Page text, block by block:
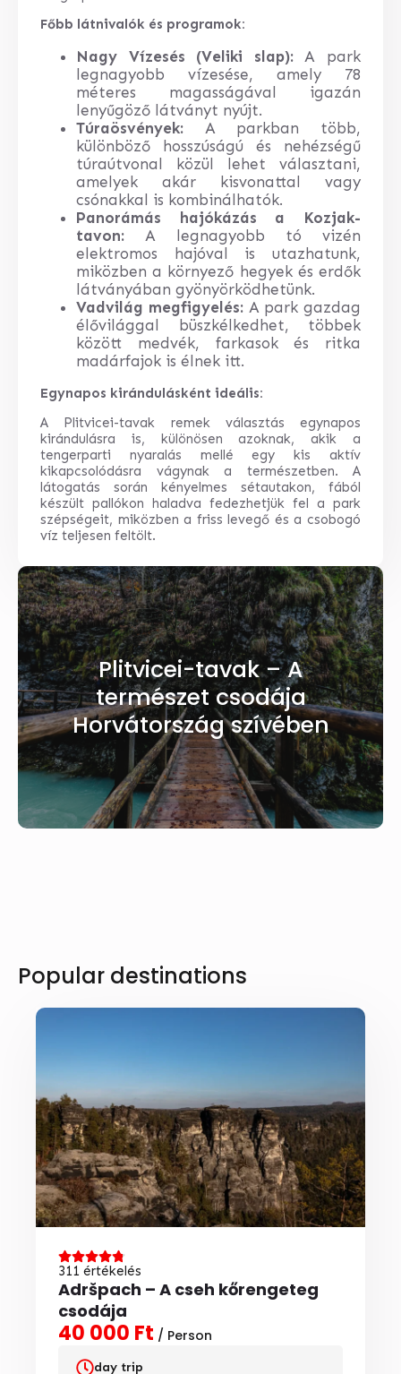
Főbb látnivalók és programok:
Nagy Vízesés (Veliki slap):A park
legnagyobb vízesése, amely 78
méteres magasságával igazán
lenyűgöző látványt nyújt.
Túraösvények: A parkban több,
különböző hosszúságú és nehézségű
túraútvonal közül lehet választani,
amelyek akár kisvonattal vagy
csónakkal is kombinálhatók.
Panorámás hajókázás a Kozjak-
tavon: A legnagyobb tó vizén
elektromos hajóval is utazhatunk,
miközben a környező hegyek és erdők
látványában gyönyörködhetünk.
Vadvilág megfigyelés:A park gazdag
élővilággal büszkélkedhet, többek
között medvék, farkasok és ritka
madárfajok is élnek itt.
Egynapos kirándulásként ideális:
A Plitvicei-tavak remek választás egynapos
kirándulásra is, különösen azoknak, akik a
tengerparti nyaralás mellé egy kis aktív
kikapcsolódásra vágynak a természetben. A
látogatás során kényelmes sétautakon, fából
készült pallókon haladva fedezhetjük fel a park
szépségeit, miközben a friss levegő és a csobogó
víz teljesen feltölt.
Plitvicei-tavak – A
természet csodája
Horvátország szívében
Popular destinations
311 értékelés
Adršpach – A cseh kőrengeteg
csodája
40 000 Ft / Person
day trip